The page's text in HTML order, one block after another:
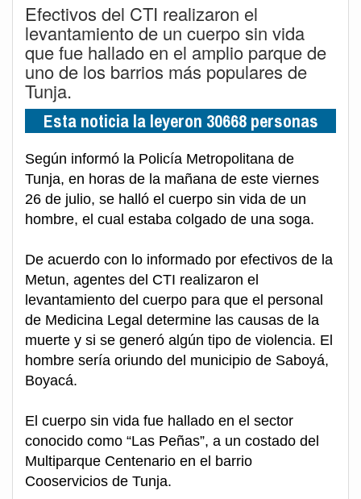
Efectivos del CTI realizaron el
levantamiento de un cuerpo sin vida
que fue hallado en el amplio parque de
uno de los barrios más populares de
Tunja.
Esta noticia la leyeron 30668 personas
Según informó la Policía Metropolitana de
Tunja, en horas de la mañana de este viernes
26 de julio, se halló el cuerpo sin vida de un
hombre, el cual estaba colgado de una soga.
De acuerdo con lo informado por efectivos de la
Metun, agentes del CTI realizaron el
levantamiento del cuerpo para que el personal
de Medicina Legal determine las causas de la
muerte y si se generó algún tipo de violencia. El
hombre sería oriundo del municipio de Saboyá,
Boyacá.
El cuerpo sin vida fue hallado en el sector
conocido como “Las Peñas”, a un costado del
Multiparque Centenario en el barrio
Cooservicios de Tunja.